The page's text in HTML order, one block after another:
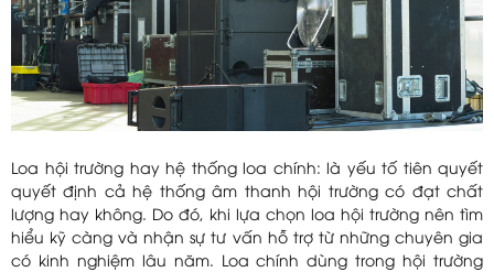
Loa hội trường hay hệ thống loa chính: là yếu tố tiên quyết
quyết định cả hệ thống âm thanh hội trường có đạt chất
lượng hay không. Do đó, khi lựa chọn loa hội trường nên tìm
hiểu kỹ càng và nhận sự tư vấn hỗ trợ từ những chuyên gia
có kinh nghiệm lâu năm. Loa chính dùng trong hội trường